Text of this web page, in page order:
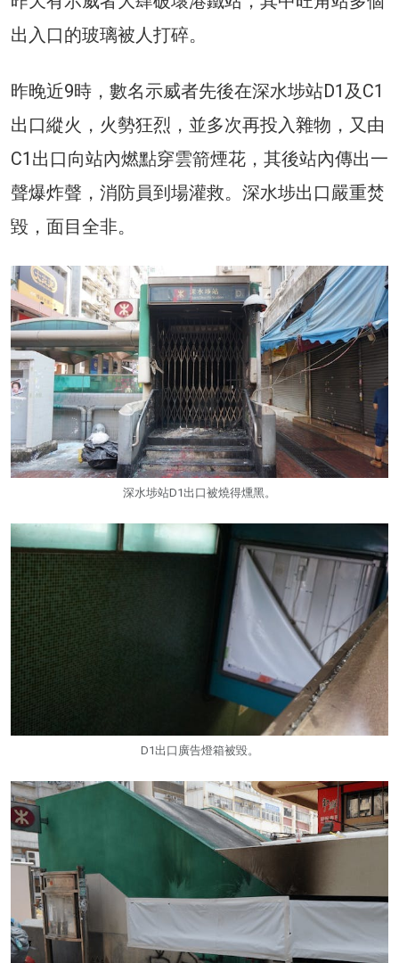
出入口的玻璃被人打碎。
昨晚近9時，數名示威者先後在深水埗站D1及C1
出口縱火，火勢狂烈，並多次再投入雜物，又由
C1出口向站內燃點穿雲箭煙花，其後站內傳出一
聲爆炸聲，消防員到場灌救。深水埗出口嚴重焚
毀，面目全非。
深水埗站D1出口被燒得燻黑。
D1出口廣告燈箱被毀。